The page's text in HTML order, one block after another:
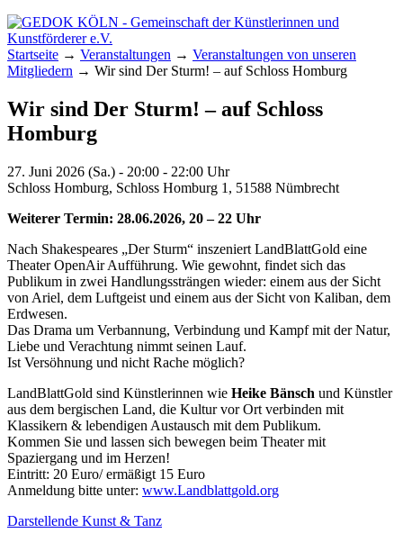
GEDOK KÖLN
Gemeinschaft der Künstlerinnen und
Kunstförderer e.V.
Startseite → Veranstaltungen → Veranstaltungen von unseren
Mitgliedern → Wir sind Der Sturm! – auf Schloss Homburg
Wir sind Der Sturm! – auf Schloss
Homburg
27. Juni 2026 (Sa.) - 20:00 - 22:00 Uhr
Schloss Homburg, Schloss Homburg 1, 51588 Nümbrecht
Weiterer Termin: 28.06.2026, 20 – 22 Uhr
Nach Shakespeares „Der Sturm“ inszeniert LandBlattGold eine
Theater OpenAir Aufführung. Wie gewohnt, findet sich das
Publikum in zwei Handlungssträngen wieder: einem aus der Sicht
von Ariel, dem Luftgeist und einem aus der Sicht von Kaliban, dem
Erdwesen.
Das Drama um Verbannung, Verbindung und Kampf mit der Natur,
Liebe und Verachtung nimmt seinen Lauf.
Ist Versöhnung und nicht Rache möglich?
LandBlattGold sind Künstlerinnen wie Heike Bänsch und Künstler
aus dem bergischen Land, die Kultur vor Ort verbinden mit
Klassikern & lebendigen Austausch mit dem Publikum.
Kommen Sie und lassen sich bewegen beim Theater mit
Spaziergang und im Herzen!
Eintritt: 20 Euro/ ermäßigt 15 Euro
Anmeldung bitte unter: www.Landblattgold.org
Darstellende Kunst & Tanz